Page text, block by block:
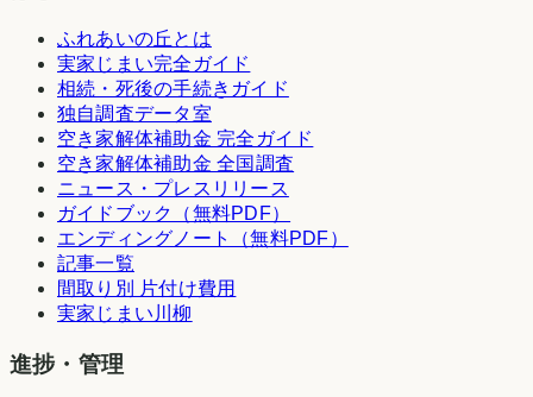
ふれあいの丘とは
実家じまい完全ガイド
相続・死後の手続きガイド
独自調査データ室
空き家解体補助金 完全ガイド
空き家解体補助金 全国調査
ニュース・プレスリリース
ガイドブック（無料PDF）
エンディングノート（無料PDF）
記事一覧
間取り別 片付け費用
実家じまい川柳
進捗・管理